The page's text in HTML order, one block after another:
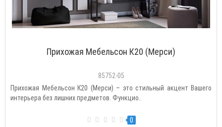
Прихожая Мебельсон К20 (Мерси)
85752-05
Прихожая Мебельсон К20 (Мерси) – это стильный акцент Вашего
интерьера без лишних предметов. Функцио..
0